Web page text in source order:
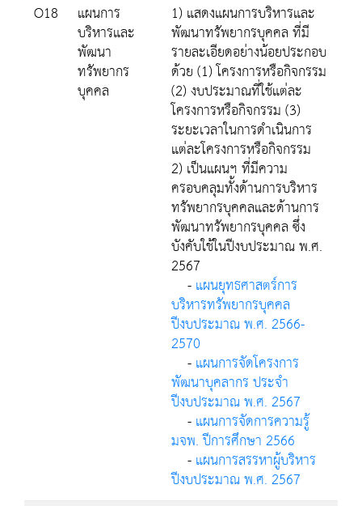
O18 แผนการ
บริหารและ
พัฒนา
ทรัพยากร
บุคคล
1) แสดงแผนการบริหารและ
พัฒนาทรัพยากรบุคคล ที่มี
รายละเอียดอย่างน้อยประกอบ
ด้วย (1) โครงการหรือกิจกรรม
(2) งบประมาณที่ใช้แต่ละ
โครงการหรือกิจกรรม (3)
ระยะเวลาในการดำเนินการ
แต่ละโครงการหรือกิจกรรม
2) เป็นแผนฯ ที่มีความ
ครอบคลุมทั้งด้านการบริหาร
ทรัพยากรบุคคลและด้านการ
พัฒนาทรัพยากรบุคคล ซึ่ง
บังคับใช้ในปีงบประมาณ พ.ศ.
2567
-แผนยุทธศาสตร์การ
บริหารทรัพยากรบุคคล
ปีงบประมาณ พ.ศ. 2566-
2570
-แผนการจัดโครงการ
พัฒนาบุคลากร ประจำ
ปีงบประมาณ พ.ศ. 2567
-แผนการจัดการความรู้
มจพ. ปีการศึกษา 2566
-แผนการสรรหาผู้บริหาร
ปีงบประมาณ พ.ศ. 2567